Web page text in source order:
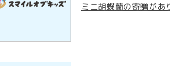
ミニ胡蝶蘭の寄贈があ